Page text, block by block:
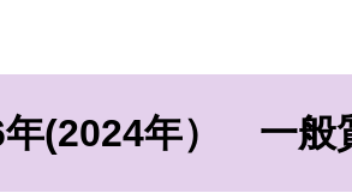
年(2024年） 一般